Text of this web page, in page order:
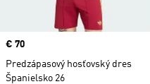
Price
€ 70
Predzápasový hosťovský dres
Španielsko 26